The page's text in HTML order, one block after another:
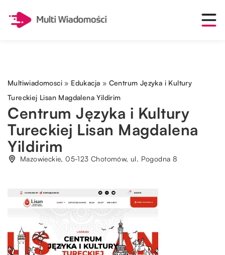
Multiwiadomosci » Edukacja » Centrum Języka i Kultury
Tureckiej Lisan Magdalena Yildirim
Centrum Języka i Kultury
Tureckiej Lisan Magdalena
Yildirim
Mazowieckie, 05-123 Chotomów, ul. Pogodna 8